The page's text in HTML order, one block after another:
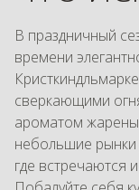
В праздничный
времени
сверкающими
ароматом
небольшие
где встречаются